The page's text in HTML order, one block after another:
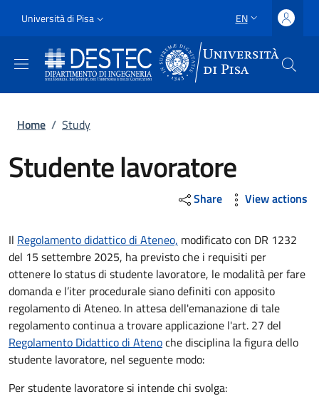
Slim
Università di Pisa LANGUAGE
EN
Breadcrumb
Home / Study
Studente lavoratore
Share View actions
Il Regolamento didattico di Ateneo, modificato con DR 1232
del 15 settembre 2025, ha previsto che i requisiti per
ottenere lo status di studente lavoratore, le modalità per fare
domanda e l’iter procedurale siano definiti con apposito
regolamento di Ateneo. In attesa dell'emanazione di tale
regolamento continua a trovare applicazione l'art. 27 del
Regolamento Didattico di Atenoche disciplina la figura dello
studente lavoratore, nel seguente modo:
Per studente lavoratore si intende chi svolga: